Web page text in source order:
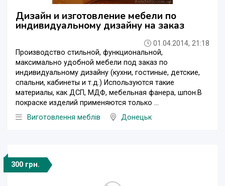
Дизайн и изготовление мебели по
индивидуальному дизайну на заказ
01.04.2014, 21:18
Производство стильной, функциональной,
максимально удобной мебели под заказ по
индивидуальному дизайну (кухни, гостиные, детские,
спальни, кабинеты и т.д.) Используются такие
материалы, как ДСП, МДФ, мебельная фанера, шпон.В
покраске изделий применяются только ...
Виготовлення меблів
Донецьк
300 грн.